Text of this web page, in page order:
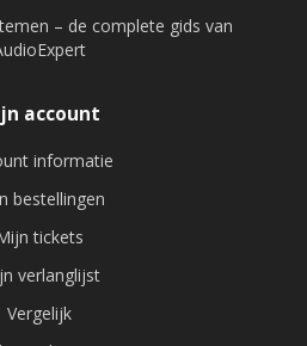
– de complete gids van
account
informatie
bestellingen
tickets
verlanglijst
Vergelijk